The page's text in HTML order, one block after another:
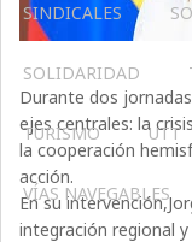
SINDICALES
SOLIDARIDAD
TURISMO UTT
VÍAS NAVEGABLES
Durante dos
ejes centrales: la
la cooperación
acción.
En su
integración regional